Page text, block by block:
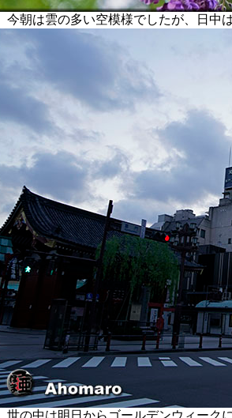
今朝は雲の多い空模様でしたが、日中
世の中は明日からゴールデンウィーク